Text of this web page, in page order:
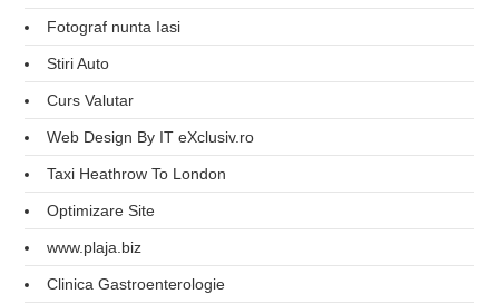
Fotograf nunta Iasi
Stiri Auto
Curs Valutar
Web Design By IT eXclusiv.ro
Taxi Heathrow To London
Optimizare Site
www.plaja.biz
Clinica Gastroenterologie